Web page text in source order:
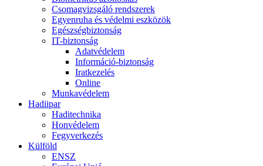
Csomagvizsgáló rendszerek
Egyenruha és védelmi eszközök
Egészségbiztonság
IT-biztonság
Adatvédelem
Információ-biztonság
Iratkezelés
Online
Munkavédelem
Hadiipar
Haditechnika
Honvédelem
Fegyverkezés
Külföld
ENSZ